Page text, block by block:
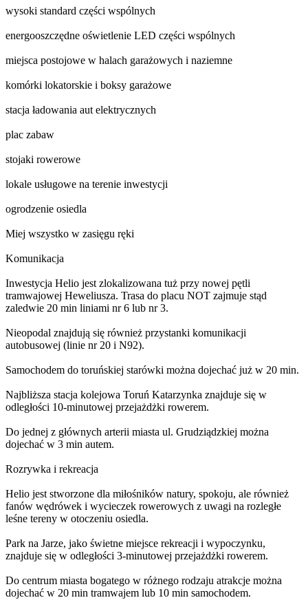
wysoki standard części wspólnych
energooszczędne oświetlenie LED części wspólnych
miejsca postojowe w halach garażowych i naziemne
komórki lokatorskie i boksy garażowe
stacja ładowania aut elektrycznych
plac zabaw
stojaki rowerowe
lokale usługowe na terenie inwestycji
ogrodzenie osiedla
Miej wszystko w zasięgu ręki
Komunikacja
Inwestycja Helio jest zlokalizowana tuż przy nowej pętli
tramwajowej Heweliusza. Trasa do placu NOT zajmuje stąd
zaledwie 20 min liniami nr 6 lub nr 3.
Nieopodal znajdują się również przystanki komunikacji
autobusowej (linie nr 20 i N92).
Samochodem do toruńskiej starówki można dojechać już w 20 min.
Najbliższa stacja kolejowa Toruń Katarzynka znajduje się w
odległości 10-minutowej przejażdżki rowerem.
Do jednej z głównych arterii miasta ul. Grudziądzkiej można
dojechać w 3 min autem.
Rozrywka i rekreacja
Helio jest stworzone dla miłośników natury, spokoju, ale również
fanów wędrówek i wycieczek rowerowych z uwagi na rozległe
leśne tereny w otoczeniu osiedla.
Park na Jarze, jako świetne miejsce rekreacji i wypoczynku,
znajduje się w odległości 3-minutowej przejażdżki rowerem.
Do centrum miasta bogatego w różnego rodzaju atrakcje można
dojechać w 20 min tramwajem lub 10 min samochodem.